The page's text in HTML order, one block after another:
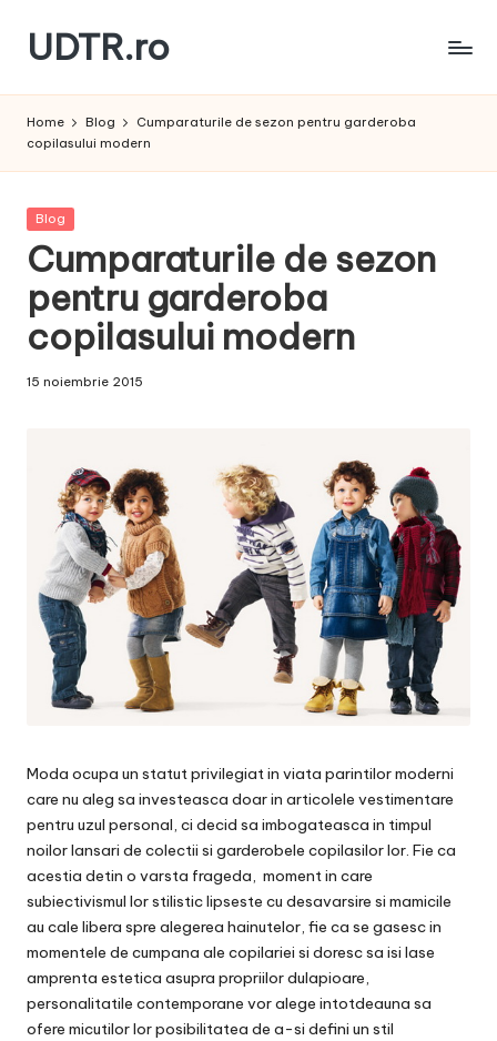
Skip
content
UDTR.ro
te
Home Blog
Cumparaturile de sezon pentru garderoba
copilasului modern
Posted
Blog
Cumparaturile de sezon
pentru garderoba
copilasului modern
15 noiembrie 2015
Moda ocupa un statut privilegiat in viata parintilor moderni
care nu aleg sa investeasca doar in articolele vestimentare
pentru uzul personal, ci decid sa imbogateasca in timpul
noilor lansari de colectii si garderobele copilasilor lor. Fie ca
acestia detin o varsta frageda, moment in care
subiectivismul lor stilistic lipseste cu desavarsire si mamicile
au cale libera spre alegerea hainutelor, fie ca se gasesc in
momentele de cumpana ale copilariei si doresc sa isi lase
amprenta estetica asupra propriilor dulapioare,
personalitatile contemporane vor alege intotdeauna sa
ofere micutilor lor posibilitatea de a-si defini un stil